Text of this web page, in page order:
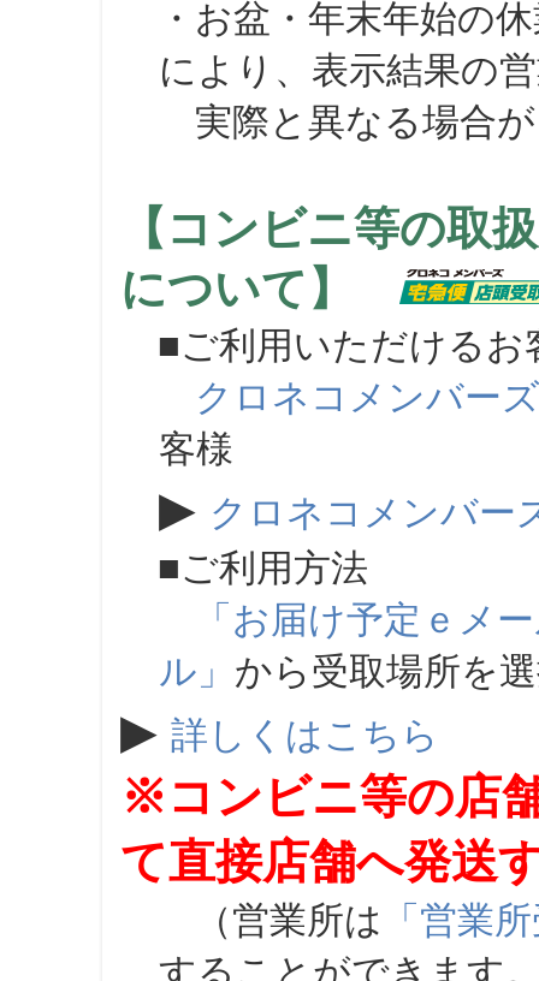
・お盆・年末年始の
により、表示結果の
実際と異なる場合が
【コンビニ等の取
について】
■ご利用いただけるお
クロネコメンバーズ
客様
▶ クロネコメンバー
■ご利用方法
「お届け予定ｅメ
ル」 から受取場所を
▶ 詳しくはこちら
※コンビニ等の店
て直接店舗へ発送
（営業所は 「営業
することができます